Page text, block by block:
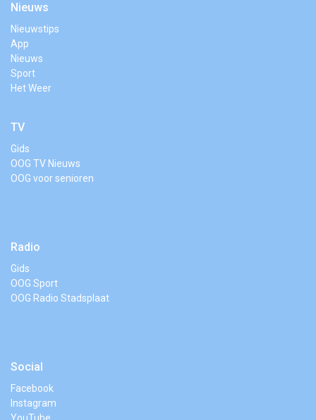
Nieuws
Nieuwstips
App
Nieuws
Sport
Het Weer
TV
Gids
OOG TV Nieuws
OOG voor senioren
Radio
Gids
OOG Sport
OOG Radio Stadsplaat
Social
Facebook
Instagram